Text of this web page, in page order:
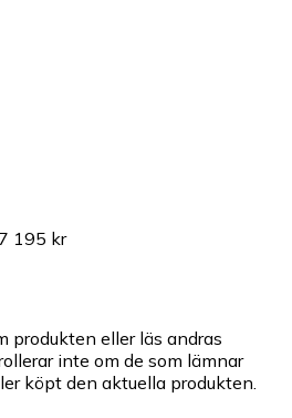
7 195 kr
produkten eller läs andras
inte om de som lämnar
köpt den aktuella produkten.